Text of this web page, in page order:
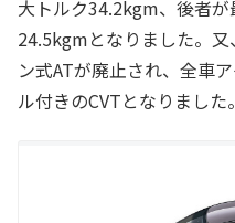
大トルク34.2kgm、後者
24.5kgmとなりました。
ン式ATが廃止され、全車
ル付きのCVTとなりました。